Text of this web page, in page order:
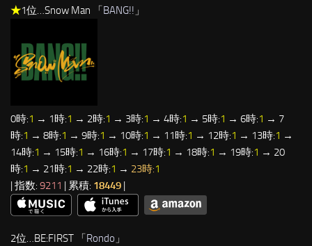
★1位…Snow Man 「BANG!! 」
0時:1 → 1時:1 → 2時:1 → 3時:1 → 4時:1 → 5時:1 → 6時:1 → 7
時:1 → 8時:1 → 9時:1 → 10時:1 → 11時:1 → 12時:1 → 13時:1 →
14時:1 → 15時:1 → 16時:1 → 17時:1 → 18時:1 → 19時:1 → 20
時:1 → 21時:1 → 22時:1 → 23時:1
| 指数: 9211 | 累積: 18449 |
2位…BE:FIRST 「Rondo 」